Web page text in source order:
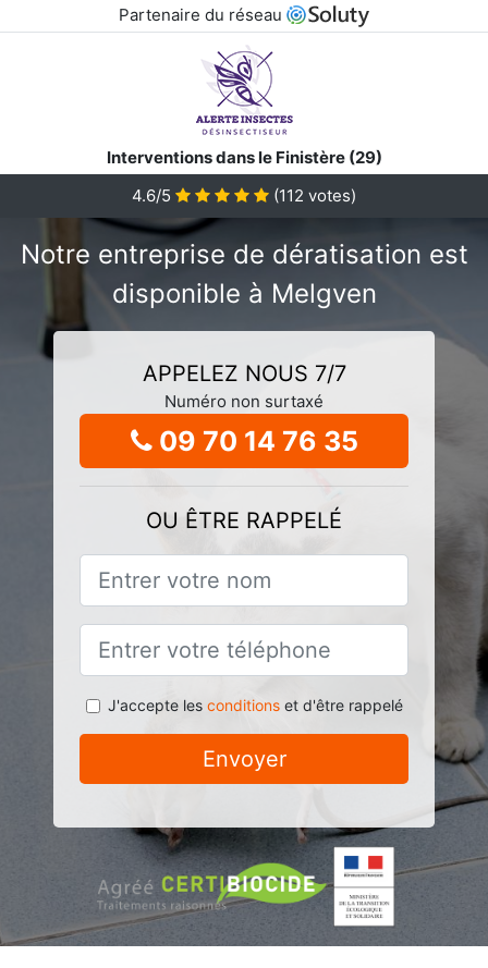
Partenaire du réseau
Interventions dans le Finistère (29)
4.6/5
(112 votes)
Notre entreprise de dératisation est
disponible à Melgven
APPELEZ NOUS 7/7
Numéro non surtaxé
09 70 14 76 35
OU ÊTRE RAPPELÉ
J'accepte les conditionset d'être rappelé
Envoyer